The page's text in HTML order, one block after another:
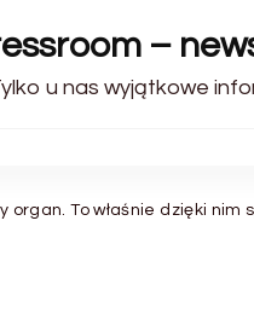
–
u nas wyjątkowe
organ. To właśnie dzięki nim